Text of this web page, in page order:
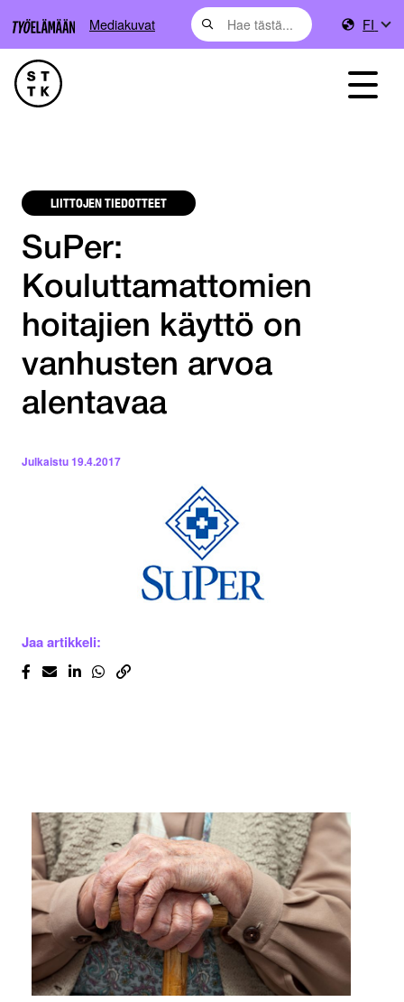
Mediakuvat FI
LIITTOJEN TIEDOTTEET
SuPer:
Kouluttamattomien
hoitajien käyttö on
vanhusten arvoa
alentavaa
Julkaistu19.4.2017
Jaa artikkeli: